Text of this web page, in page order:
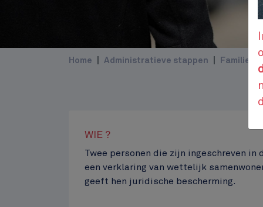
Home Administratieve stappen Familie
Contenu
WIE ?
Twee personen die zijn ingeschreven in
een verklaring van wettelijk
geeft hen juridische bescherming.